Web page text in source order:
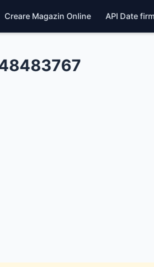
Creare Magazin Online API Date
48483767